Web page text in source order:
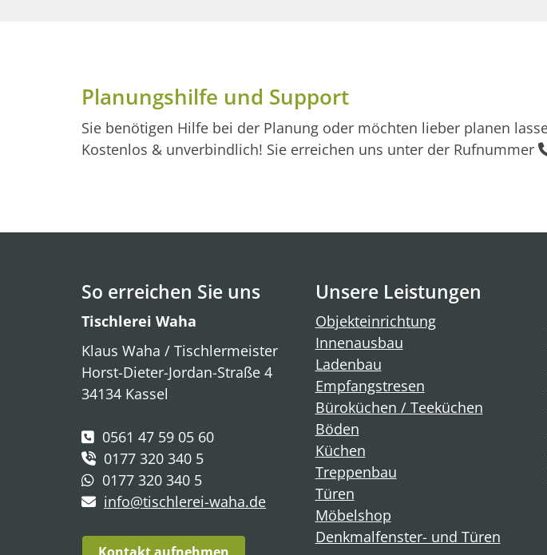
Planungshilfe und Support
Sie benötigen Hilfe bei der Planung oder möchten lieber planen
Kostenlos & unverbindlich! Sie erreichen uns unter der Rufnummer
So erreichen Sie uns
Tischlerei Waha
Klaus Waha / Tischlermeister
Horst-Dieter-Jordan-Straße 4
34134 Kassel
0561 47 59 05 60
0177 320 340 5
0177 320 340 5
info@tischlerei-waha.de
Unsere Leistungen
Objekteinrichtung
Innenausbau
Ladenbau
Empfangstresen
Büroküchen / Teeküchen
Böden
Küchen
Treppenbau
Türen
Möbelshop
Denkmalfenster- und Türen